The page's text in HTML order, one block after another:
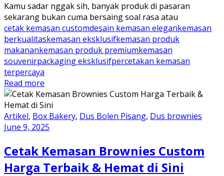
Kamu sadar nggak sih, banyak produk di pasaran
sekarang bukan cuma bersaing soal rasa atau
cetak kemasan customdesain kemasan elegankemasan
berkualitaskemasan eksklusifkemasan produk
makanankemasan produk premiumkemasan
souvenirpackaging eksklusifpercetakan kemasan
terpercaya
Read more
Artikel, Box Bakery, Dus Bolen Pisang, Dus brownies
June 9, 2025
Cetak Kemasan Brownies Custom
Harga Terbaik & Hemat di Sini